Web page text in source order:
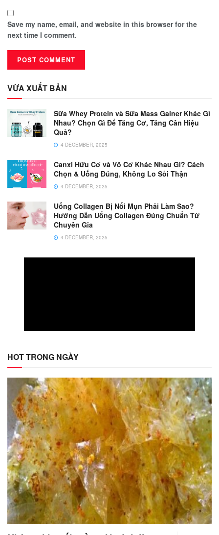
Save my name, email, and website in this browser for the
next time I comment.
VỪA XUẤT BẢN
Sữa Whey Protein và Sữa Mass Gainer Khác Gì
Nhau? Chọn Gì Để Tăng Cơ, Tăng Cân Hiệu
Quả?
4 DECEMBER, 2025
Canxi Hữu Cơ và Vô Cơ Khác Nhau Gì? Cách
Chọn & Uống Đúng, Không Lo Sỏi Thận
4 DECEMBER, 2025
Uống Collagen Bị Nổi Mụn Phải Làm Sao?
Hướng Dẫn Uống Collagen Đúng Chuẩn Từ
Chuyên Gia
4 DECEMBER, 2025
HOT TRONG NGÀY